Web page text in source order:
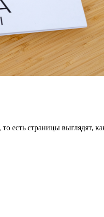
есть страницы выглядят,